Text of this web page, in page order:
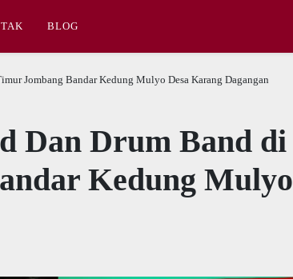
BLOG
Jombang Bandar Kedung Mulyo Desa Karang Dagangan
Dan Drum Band di
Kedung Mulyo